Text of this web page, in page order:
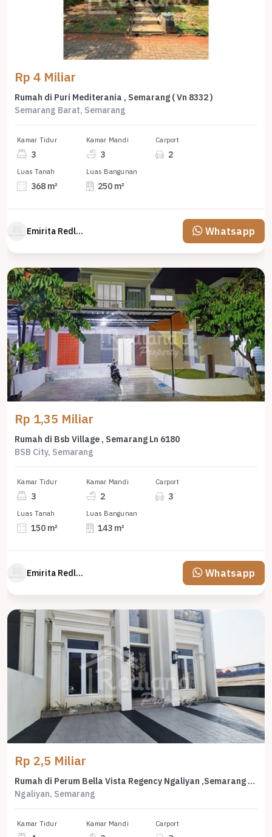
Rp 4 Miliar
Rumah di Puri Mediterania , Semarang ( Vn 8332 )
Semarang Barat, Semarang
Kamar Tidur
3
Kamar Mandi
3
Carport
2
Luas Tanah
368 m²
Luas Bangunan
250 m²
Emirita Redland Whatsapp
Rp 1,35 Miliar
Rumah di Bsb Village , Semarang Ln 6180
BSB City, Semarang
Kamar Tidur
3
Kamar Mandi
2
Carport
3
Luas Tanah
150 m²
Luas Bangunan
143 m²
Emirita Redland Whatsapp
Rp 2,5 Miliar
Rumah di Perum Bella Vista Regency Ngaliyan ,Semarang Vn 6686
Ngaliyan, Semarang
Kamar Tidur Kamar Mandi Carport